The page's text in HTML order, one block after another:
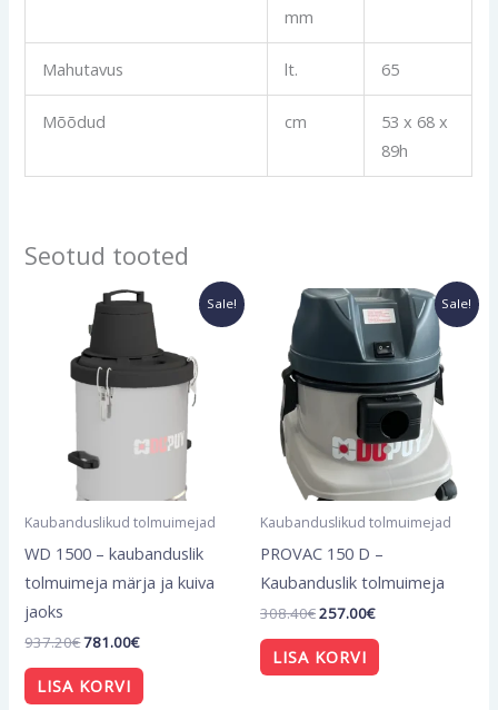
mm
Mahutavus lt. 65
Mõõdud cm
53 x 68 x
89h
Seotud tooted
Sale!
Kaubanduslikud tolmuimejad
WD 1500 – kaubanduslik
tolmuimeja märja ja kuiva
jaoks
937.20€
Algne
hind
oli:
937.20€.
781.00€
Current
price
781.00€.
LISA KORVI
Sale!
Kaubanduslikud tolmuimejad
PROVAC 150 D –
Kaubanduslik tolmuimeja
308.40€
Algne
hind
308.40€.
257.00€
Current
price
257.00€.
LISA KORVI